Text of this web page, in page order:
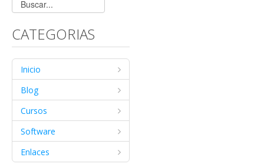
CATEGORIAS
Inicio
Blog
Cursos
Software
Enlaces